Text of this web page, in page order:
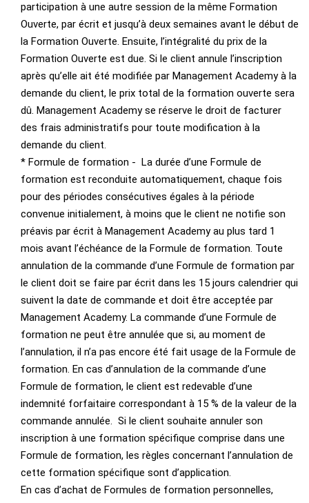
participation à une autre session de la même Formation
Ouverte, par écrit et jusqu’à deux semaines avant le début de
la Formation Ouverte. Ensuite, l’intégralité du prix de la
Formation Ouverte est due. Si le client annule l’inscription
après qu’elle ait été modifiée par Management Academy à la
demande du client, le prix total de la formation ouverte sera
dû. Management Academy se réserve le droit de facturer
des frais administratifs pour toute modification à la
demande du client.
* Formule de formation - La durée d’une Formule de
formation est reconduite automatiquement, chaque fois
pour des périodes consécutives égales à la période
convenue initialement, à moins que le client ne notifie son
préavis par écrit à Management Academy au plus tard 1
mois avant l’échéance de la Formule de formation. Toute
annulation de la commande d’une Formule de formation par
le client doit se faire par écrit dans les 15 jours calendrier qui
suivent la date de commande et doit être acceptée par
Management Academy. La commande d’une Formule de
formation ne peut être annulée que si, au moment de
l’annulation, il n’a pas encore été fait usage de la Formule de
formation. En cas d’annulation de la commande d’une
Formule de formation, le client est redevable d’une
indemnité forfaitaire correspondant à 15 % de la valeur de la
commande annulée. Si le client souhaite annuler son
inscription à une formation spécifique comprise dans une
Formule de formation, les règles concernant l’annulation de
cette formation spécifique sont d’application.
En cas d’achat de Formules de formation personnelles,